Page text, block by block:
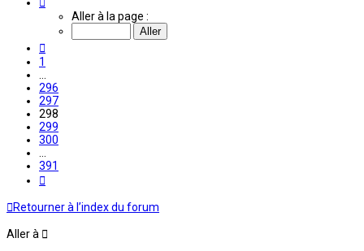
298
Aller à la page :
1
296
297
298
299
300
391
Retourner à l’index du forum
Aller à